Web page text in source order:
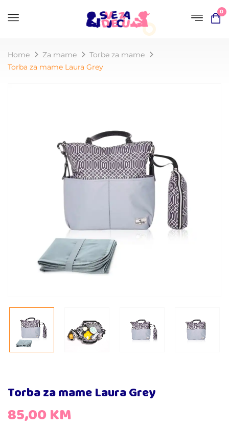
0
Home Za mame
Torbe za mame
Torba za mame Laura Grey
Torba za mame Laura Grey
85,00KM